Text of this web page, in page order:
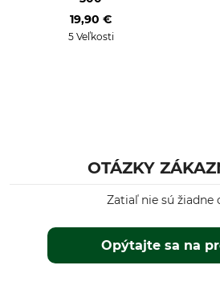
Profesionálna starostlivosť
19,90 €
5 Veľkosti
OTÁZKY
Opýtajte sa na
Zatiaľ nie sú žiadne